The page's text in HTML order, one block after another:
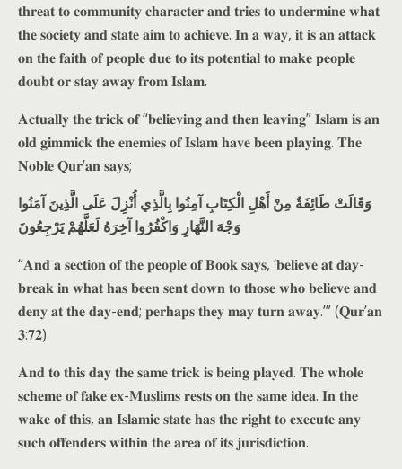
𝐭𝐡𝐫𝐞𝐚𝐭 𝐭𝐨 𝐜𝐨𝐦𝐦𝐮𝐧𝐢𝐭𝐲 𝐜𝐡𝐚𝐫𝐚𝐜𝐭𝐞𝐫 𝐚𝐧𝐝 𝐭𝐫𝐢𝐞𝐬 𝐭𝐨 𝐮𝐧𝐝𝐞𝐫𝐦𝐢𝐧𝐞 𝐰𝐡𝐚𝐭
𝐭𝐡𝐞 𝐬𝐨𝐜𝐢𝐞𝐭𝐲 𝐚𝐧𝐝 𝐬𝐭𝐚𝐭𝐞 𝐚𝐢𝐦 𝐭𝐨 𝐚𝐜𝐡𝐢𝐞𝐯𝐞. 𝐈𝐧 𝐚 𝐰𝐚𝐲, 𝐢𝐭 𝐢𝐬 𝐚𝐧 𝐚𝐭𝐭𝐚𝐜𝐤
𝐨𝐧 𝐭𝐡𝐞 𝐟𝐚𝐢𝐭𝐡 𝐨𝐟 𝐩𝐞𝐨𝐩𝐥𝐞 𝐝𝐮𝐞 𝐭𝐨 𝐢𝐭𝐬 𝐩𝐨𝐭𝐞𝐧𝐭𝐢𝐚𝐥 𝐭𝐨 𝐦𝐚𝐤𝐞 𝐩𝐞𝐨𝐩𝐥𝐞
𝐝𝐨𝐮𝐛𝐭 𝐨𝐫 𝐬𝐭𝐚𝐲 𝐚𝐰𝐚𝐲 𝐟𝐫𝐨𝐦 𝐈𝐬𝐥𝐚𝐦.
𝐀𝐜𝐭𝐮𝐚𝐥𝐥𝐲 𝐭𝐡𝐞 𝐭𝐫𝐢𝐜𝐤 𝐨𝐟 “𝐛𝐞𝐥𝐢𝐞𝐯𝐢𝐧𝐠 𝐚𝐧𝐝 𝐭𝐡𝐞𝐧 𝐥𝐞𝐚𝐯𝐢𝐧𝐠” 𝐈𝐬𝐥𝐚𝐦 𝐢𝐬 𝐚𝐧
𝐨𝐥𝐝 𝐠𝐢𝐦𝐦𝐢𝐜𝐤 𝐭𝐡𝐞 𝐞𝐧𝐞𝐦𝐢𝐞𝐬 𝐨𝐟 𝐈𝐬𝐥𝐚𝐦 𝐡𝐚𝐯𝐞 𝐛𝐞𝐞𝐧 𝐩𝐥𝐚𝐲𝐢𝐧𝐠. 𝐓𝐡𝐞
𝐍𝐨𝐛𝐥𝐞 𝐐𝐮𝐫’𝐚𝐧 𝐬𝐚𝐲𝐬;
وَقَالَتْ طَائِفَةٌ مِنْ أَهْلِ الْكِتَابِ آمِنُوا بِالَّذِي أُنْزِلَ عَلَى الَّذِينَ آمَنُوا
وَجْهَ النَّهَارِ وَاكْفُرُوا آخِرَهُ لَعَلَّهُمْ يَرْجِعُونَ
“𝐀𝐧𝐝 𝐚 𝐬𝐞𝐜𝐭𝐢𝐨𝐧 𝐨𝐟 𝐭𝐡𝐞 𝐩𝐞𝐨𝐩𝐥𝐞 𝐨𝐟 𝐁𝐨𝐨𝐤 𝐬𝐚𝐲𝐬, ‘𝐛𝐞𝐥𝐢𝐞𝐯𝐞 𝐚𝐭 𝐝𝐚𝐲-
𝐛𝐫𝐞𝐚𝐤 𝐢𝐧 𝐰𝐡𝐚𝐭 𝐡𝐚𝐬 𝐛𝐞𝐞𝐧 𝐬𝐞𝐧𝐭 𝐝𝐨𝐰𝐧 𝐭𝐨 𝐭𝐡𝐨𝐬𝐞 𝐰𝐡𝐨 𝐛𝐞𝐥𝐢𝐞𝐯𝐞 𝐚𝐧𝐝
𝐝𝐞𝐧𝐲 𝐚𝐭 𝐭𝐡𝐞 𝐝𝐚𝐲-𝐞𝐧𝐝; 𝐩𝐞𝐫𝐡𝐚𝐩𝐬 𝐭𝐡𝐞𝐲 𝐦𝐚𝐲 𝐭𝐮𝐫𝐧 𝐚𝐰𝐚𝐲.’” (𝐐𝐮𝐫’𝐚𝐧
𝟑:𝟕𝟐)
𝐀𝐧𝐝 𝐭𝐨 𝐭𝐡𝐢𝐬 𝐝𝐚𝐲 𝐭𝐡𝐞 𝐬𝐚𝐦𝐞 𝐭𝐫𝐢𝐜𝐤 𝐢𝐬 𝐛𝐞𝐢𝐧𝐠 𝐩𝐥𝐚𝐲𝐞𝐝. 𝐓𝐡𝐞 𝐰𝐡𝐨𝐥𝐞
𝐬𝐜𝐡𝐞𝐦𝐞 𝐨𝐟 𝐟𝐚𝐤𝐞 𝐞𝐱-𝐌𝐮𝐬𝐥𝐢𝐦𝐬 𝐫𝐞𝐬𝐭𝐬 𝐨𝐧 𝐭𝐡𝐞 𝐬𝐚𝐦𝐞 𝐢𝐝𝐞𝐚. 𝐈𝐧 𝐭𝐡𝐞
𝐰𝐚𝐤𝐞 𝐨𝐟 𝐭𝐡𝐢𝐬, 𝐚𝐧 𝐈𝐬𝐥𝐚𝐦𝐢𝐜 𝐬𝐭𝐚𝐭𝐞 𝐡𝐚𝐬 𝐭𝐡𝐞 𝐫𝐢𝐠𝐡𝐭 𝐭𝐨 𝐞𝐱𝐞𝐜𝐮𝐭𝐞 𝐚𝐧𝐲
𝐬𝐮𝐜𝐡 𝐨𝐟𝐟𝐞𝐧𝐝𝐞𝐫𝐬 𝐰𝐢𝐭𝐡𝐢𝐧 𝐭𝐡𝐞 𝐚𝐫𝐞𝐚 𝐨𝐟 𝐢𝐭𝐬 𝐣𝐮𝐫𝐢𝐬𝐝𝐢𝐜𝐭𝐢𝐨𝐧.